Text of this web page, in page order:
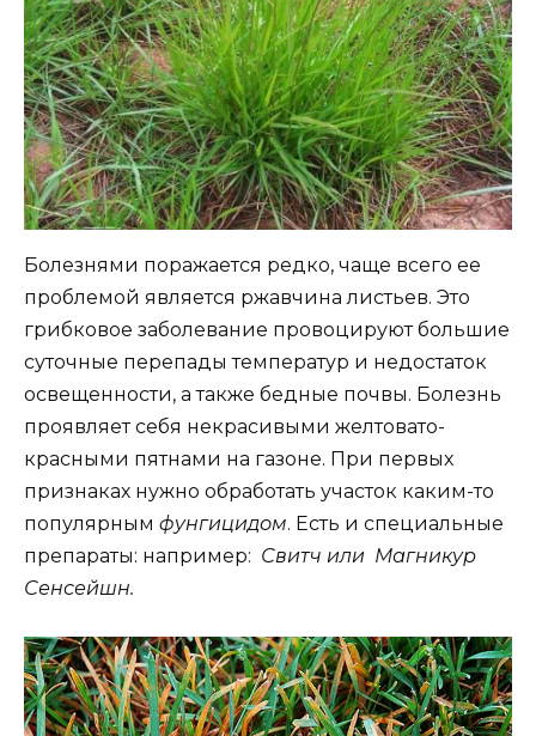
Болезнями поражается редко, чаще всего ее
проблемой является ржавчина листьев. Это
грибковое заболевание провоцируют большие
суточные перепады температур и недостаток
освещенности, а также бедные почвы. Болезнь
проявляет себя некрасивыми желтовато-
красными пятнами на газоне. При первых
признаках нужно обработать участок каким-то
популярным фунгицидом. Есть и специальные
препараты: например: Свитч или Магникур
Сенсейшн.